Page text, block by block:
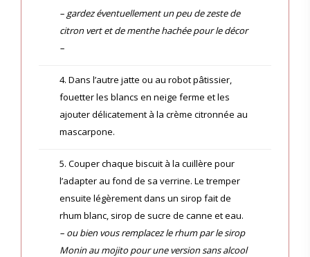
– gardez éventuellement un peu de zeste de
citron vert et de menthe hachée pour le décor
–
4. Dans l’autre jatte ou au robot pâtissier,
fouetter les blancs en neige ferme et les
ajouter délicatement à la crème citronnée au
mascarpone.
5. Couper chaque biscuit à la cuillère pour
l’adapter au fond de sa verrine. Le tremper
ensuite légèrement dans un sirop fait de
rhum blanc, sirop de sucre de canne et eau.
– ou bien vous remplacez le rhum par le sirop
Monin au mojito pour une version sans alcool